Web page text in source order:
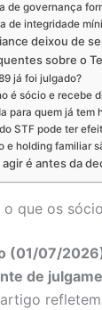
de governança
de integridade
deixou de
sobre o
já foi julgado?
é sócio e recebe
para quem já tem
STF pode ter
e holding familiar
agir é antes da
o que os
(01/07/
de